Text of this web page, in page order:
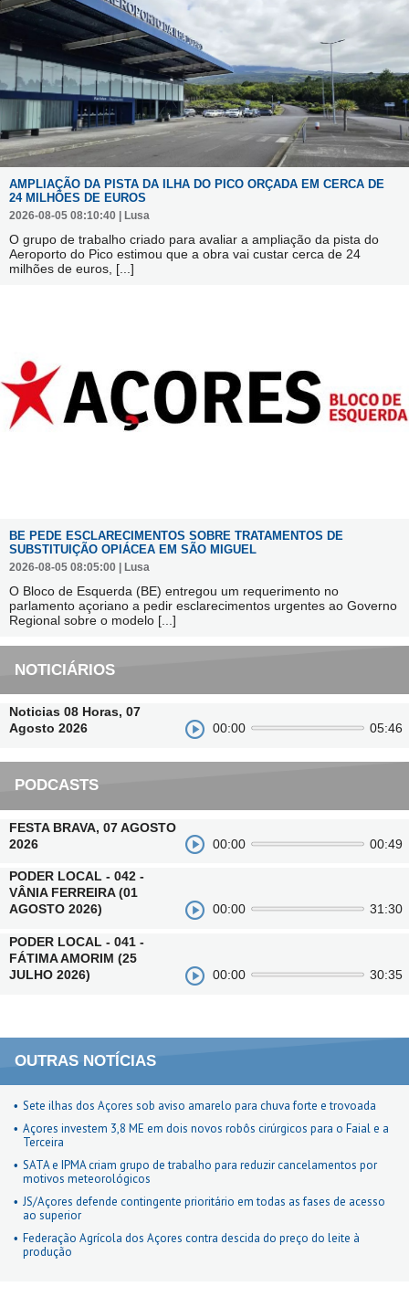
AMPLIAÇÃO DA PISTA DA ILHA DO PICO ORÇADA EM CERCA DE
24 MILHÕES DE EUROS
2026-08-05 08:10:40 | Lusa
O grupo de trabalho criado para avaliar a ampliação da pista do
Aeroporto do Pico estimou que a obra vai custar cerca de 24
milhões de euros, [...]
BE PEDE ESCLARECIMENTOS SOBRE TRATAMENTOS DE
SUBSTITUIÇÃO OPIÁCEA EM SÃO MIGUEL
2026-08-05 08:05:00 | Lusa
O Bloco de Esquerda (BE) entregou um requerimento no
parlamento açoriano a pedir esclarecimentos urgentes ao Governo
Regional sobre o modelo [...]
NOTICIÁRIOS
Noticias 08 Horas, 07
Agosto 2026
00:00 05:46
PODCASTS
FESTA BRAVA, 07 AGOSTO
2026
00:00 00:49
PODER LOCAL - 042 -
VÂNIA FERREIRA (01
AGOSTO 2026)
00:00 31:30
PODER LOCAL - 041 -
FÁTIMA AMORIM (25
JULHO 2026)
00:00 30:35
OUTRAS NOTÍCIAS
Sete ilhas dos Açores sob aviso amarelo para chuva forte e trovoada
Açores investem 3,8 ME em dois novos robôs cirúrgicos para o Faial e a
Terceira
SATA e IPMA criam grupo de trabalho para reduzir cancelamentos por
motivos meteorológicos
JS/Açores defende contingente prioritário em todas as fases de acesso
ao superior
Federação Agrícola dos Açores contra descida do preço do leite à
produção